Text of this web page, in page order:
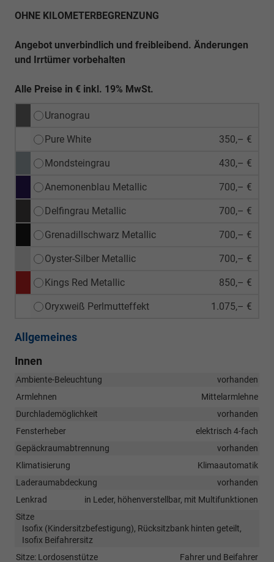
OHNE KILOMETERBEGRENZUNG
Angebot unverbindlich und freibleibend. Änderungen
und Irrtümer vorbehalten
Alle Preise in € inkl. 19% MwSt.
Uranograu
Pure White 350,– €
Mondsteingrau 430,– €
Anemonenblau Metallic 700,– €
Delfingrau Metallic 700,– €
Grenadillschwarz Metallic 700,– €
Oyster-Silber Metallic 700,– €
Kings Red Metallic 850,– €
Oryxweiß Perlmutteffekt 1.075,– €
Allgemeines
Innen
Ambiente-Beleuchtung
vorhanden
Armlehnen
Mittelarmlehne
Durchlademöglichkeit
vorhanden
Fensterheber
elektrisch 4-fach
Gepäckraumabtrennung
vorhanden
Klimatisierung
Klimaautomatik
Laderaumabdeckung
vorhanden
Lenkrad
in Leder, höhenverstellbar, mit Multifunktionen
Sitze
Isofix (Kindersitzbefestigung), Rücksitzbank hinten geteilt,
Isofix Beifahrersitz
Sitze: Lordosenstütze
Fahrer und Beifahrer